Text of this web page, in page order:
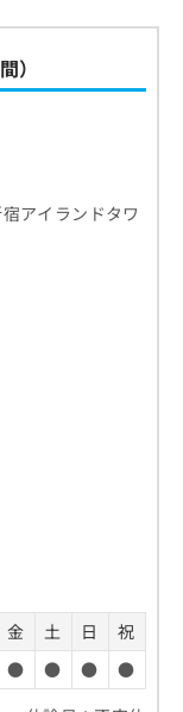
）
アイランドタワ
金 土 日
祝
● ● ●
●